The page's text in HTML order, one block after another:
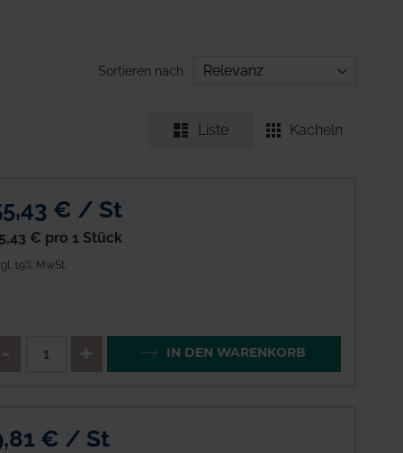
Sortieren nach
Liste Kacheln
€ / St
€ pro 1 Stück
19% MwSt.
QTY_CONTROL_DECREASE
IN DEN WARENKORB
€ / St